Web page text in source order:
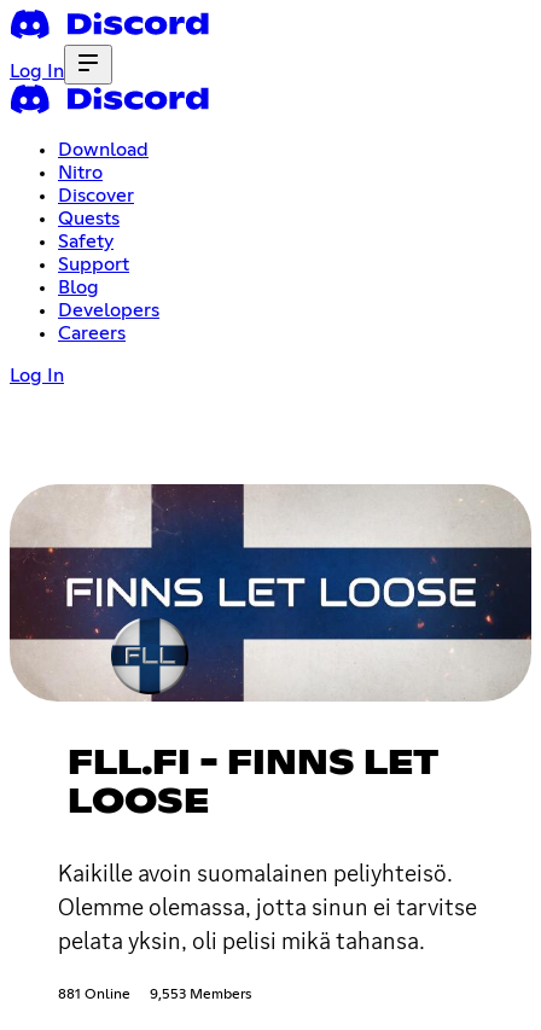
Log In
Download
Nitro
Discover
Quests
Safety
Support
Blog
Developers
Careers
Log In
FLL.FI - FINNS LET
LOOSE
Kaikille avoin suomalainen peliyhteisö.
Olemme olemassa, jotta sinun ei tarvitse
pelata yksin, oli pelisi mikä tahansa.
881 Online 9,553 Members